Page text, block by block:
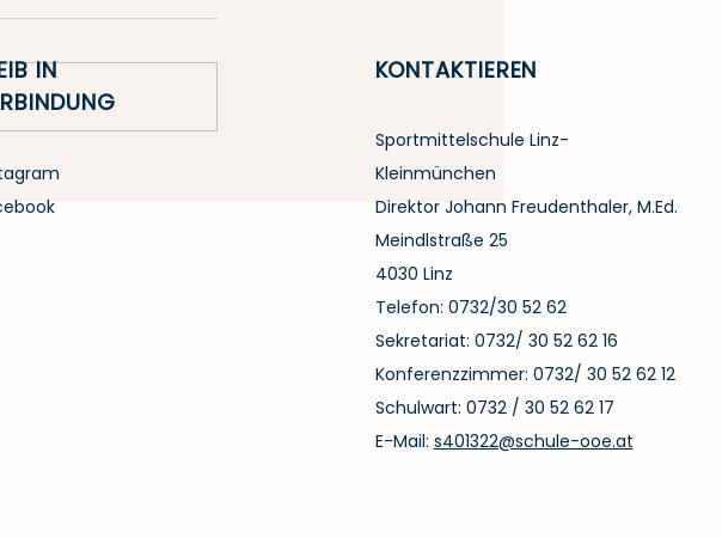
Aus einem erfolgreichem
IN
KONTAKTIEREN
Sportmittelschule Linz-
Kleinmünchen
Direktor Johann Freudenthaler, M.Ed.
Meindlstraße 25
4030 Linz
Telefon: 0732/30 52 62
Sekretariat: 0732/ 30 52 62 16
Konferenzzimmer: 0732/ 30 52 62 12
Schulwart: 0732 / 30 52 62 17
E-Mail: s401322@schule-ooe.at